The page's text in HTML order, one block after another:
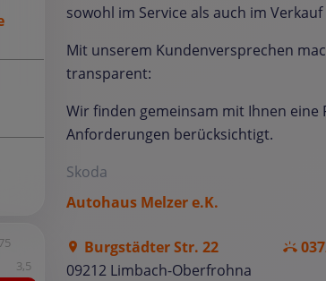
sowohl im Service als auch im Verkauf
Mit unserem Kundenversprechen
transparent:
Wir finden gemeinsam mit Ihnen eine
Anforderungen berücksichtigt.
Skoda
Autohaus Melzer e.K.
Burgstädter Str. 22
09212 Limbach-Oberfrohna
3,5